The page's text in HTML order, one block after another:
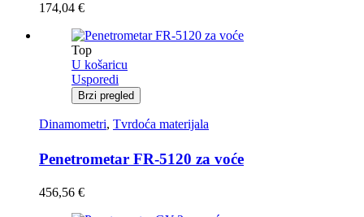
174,04 €
Top
U košaricu
Usporedi
Brzi pregled
Dinamometri, Tvrdoća materijala
Penetrometar FR-5120 za voće
456,56 €